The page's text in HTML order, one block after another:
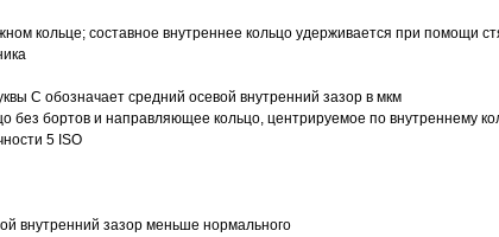
кольце; составное внутреннее кольцо удерживается при помощи
С обозначает средний осевой внутренний зазор в мкм
без бортов и направляющее кольцо, центрируемое по внутреннему
5 ISO
внутренний зазор меньше нормального